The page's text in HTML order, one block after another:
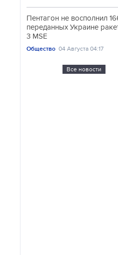
Пентагон не восполнил
переданных Украине
3 MSE
Общество 04 Августа 04:17
Все новости